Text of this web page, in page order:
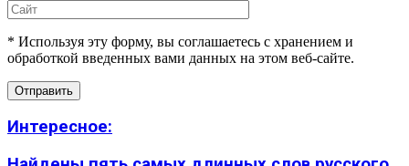
* Используя эту форму, вы соглашаетесь с хранением и
обработкой введенных вами данных на этом веб-сайте.
Интересное: